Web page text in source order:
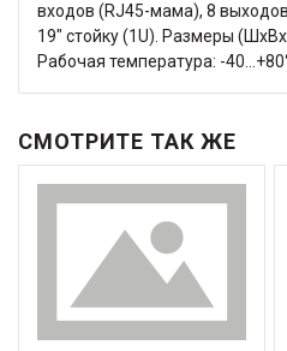
входов (RJ45-мама), 8
19" стойку (1U). Размеры
Рабочая температура: -
СМОТРИТЕ ТАК ЖЕ